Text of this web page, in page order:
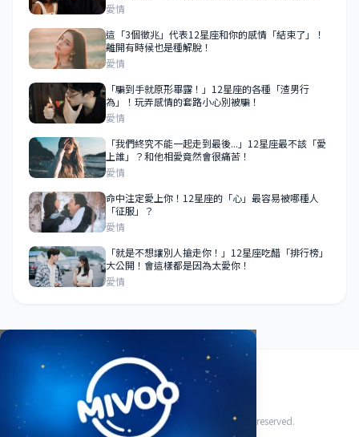
愛情
這「3個徵兆」代表12星座和你的感情「結束了」！
離開有時候也是種解脫！
愛情
「騙到手就原形畢露！」12星座的各種「渣男行
為」！玩弄感情的套路小心別被騙！
愛情
「我們終究不能一起走到最後...」12星座最不該「愛
上誰」？和他相愛竟然會很痛苦！
愛情
命中注定愛上你！12星座的「心」最容易被哪種人
「征服」？
愛情
「就是不想讓別人搶走你！」12星座吃醋「排行榜」
大公開！會這樣都是因為太愛你！
愛情
關於我們使用條款 隱私政策聯絡我們
© 2026 HoroFriend88 星座好朋友. All rights reserved.